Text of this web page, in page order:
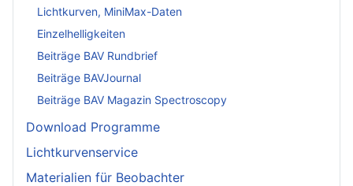
Lichtkurven, MiniMax-Daten
Einzelhelligkeiten
Beiträge BAV Rundbrief
Beiträge BAVJournal
Beiträge BAV Magazin Spectroscopy
Download Programme
Lichtkurvenservice
Materialien für Beobachter